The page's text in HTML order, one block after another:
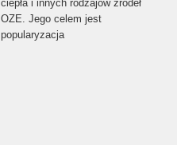
ciepła i innych rodzajów źródeł
OZE. Jego celem jest
popularyzacja